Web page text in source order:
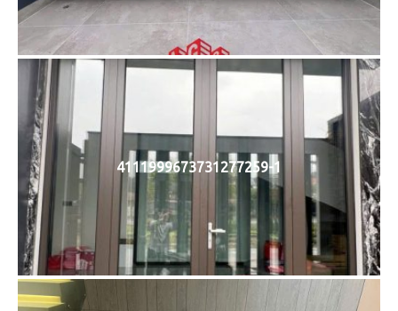
4111999673731277259-1